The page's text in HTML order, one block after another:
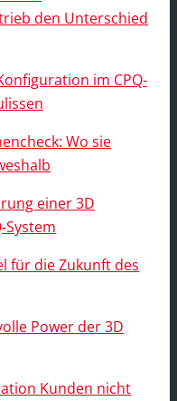
den Unterschied
im CPQ-
Wo sie
einer 3D
System
für die Zukunft des
Power der 3D
Kunden nicht